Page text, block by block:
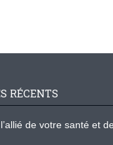
RÉCENTS
de votre santé et